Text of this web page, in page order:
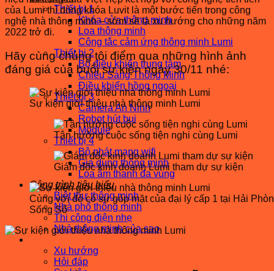
Thiết bị 1
Khóa cửa thông minh
Loa thông minh
Công tắc cảm ứng thông minh Lumi
Thiết bị 2
Bộ điều khiển trung tâm
Chiếu Sáng Thông Minh
Điều khiển hồng ngoại
Thiết bị 3
Camera An Ninh
Robot hút bụi
Module
Thiết bị 4
Bộ phát mạng wifi
Gia dụng thông minh
Loa âm thanh đa vùng
Công trình tiêu biểu
Biệt thự thông minh
Nhà phố thông minh
Thi công điện nhẹ
Nhà thông minh của sao
Xu hướng
Hỏi đáp
của Lumi thì dòng khóa Luvit là một bước tiến trong công
nghệ nhà thông minh – sớm sẽ là xu hướng cho những năm
2022 trở đi.
Hãy cùng chúng tôi điểm qua những hình ảnh
đáng giá của buổi sự kiện ngày 30/11 nhé:
Sự kiện giới thiệu nhà thông minh Lumi
Tận hưởng cuộc sống tiện nghi cùng Lumi
Giám đốc kinh doanh Lumi tham dự sự kiện
Cùng với đó có sự góp mặt của đại lý cấp 1 tại Hải
Sống Số